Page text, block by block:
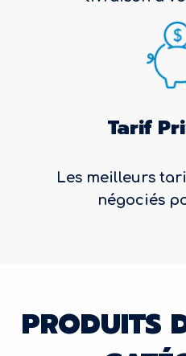
Tarif
Les meilleurs
négociés
PRODUITS